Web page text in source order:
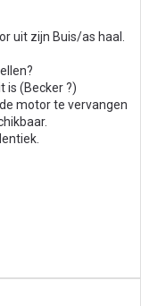
uit zijn Buis/as haal.
is (Becker ?)
motor te vervangen